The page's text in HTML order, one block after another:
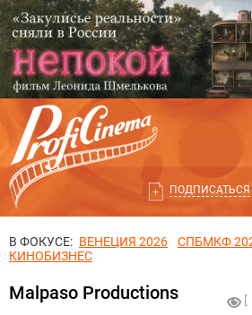
ПОДПИСАТЬСЯ
В ФОКУСЕ: ВЕНЕЦИЯ 2026 СПБМКФ
КИНОБИЗНЕС
Malpaso Productions